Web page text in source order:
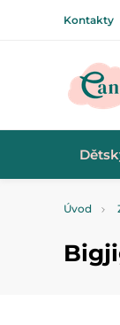
Kontakty
Úvod